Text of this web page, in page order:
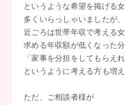
というような希望を掲げる
多くいらっしゃいましたが、
近ごろは世帯年収で考える女
求める年収額が低くなった分
「家事を分担をしてもらえれ
というように考える方も増
ただ、ご相談者様が